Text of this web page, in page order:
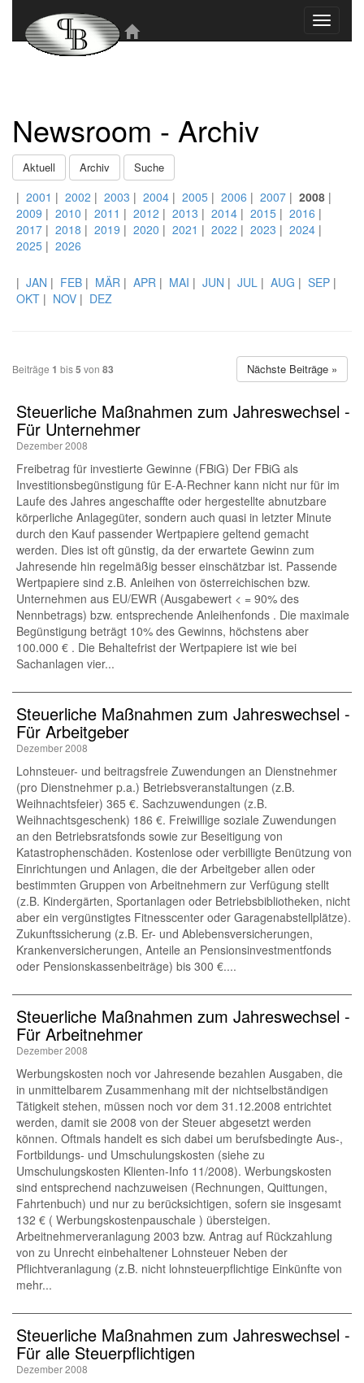
Toggle
Newsroom - Archiv
Aktuell Archiv Suche
| 2001 | 2002 | 2003 | 2004 | 2005 | 2006 | 2007 | 2008 |
2009 | 2010 | 2011 | 2012 | 2013 | 2014 | 2015 | 2016 |
2017 | 2018 | 2019 | 2020 | 2021 | 2022 | 2023 | 2024 |
2025 | 2026
| JAN | FEB | MÄR | APR | MAI | JUN | JUL | AUG | SEP |
OKT | NOV | DEZ
Beiträge 1 bis5 von 83 Nächste Beiträge »
Steuerliche Maßnahmen zum Jahreswechsel -
Für Unternehmer
Dezember 2008
Freibetrag für investierte Gewinne (FBiG) Der FBiG als
Investitionsbegünstigung für E-A-Rechner kann nicht nur für im
Laufe des Jahres angeschaffte oder hergestellte abnutzbare
körperliche Anlagegüter, sondern auch quasi in letzter Minute
durch den Kauf passender Wertpapiere geltend gemacht
werden. Dies ist oft günstig, da der erwartete Gewinn zum
Jahresende hin regelmäßig besser einschätzbar ist. Passende
Wertpapiere sind z.B. Anleihen von österreichischen bzw.
Unternehmen aus EU/EWR (Ausgabewert < = 90% des
Nennbetrags) bzw. entsprechende Anleihenfonds . Die maximale
Begünstigung beträgt 10% des Gewinns, höchstens aber
100.000 € . Die Behaltefrist der Wertpapiere ist wie bei
Sachanlagen vier...
Steuerliche Maßnahmen zum Jahreswechsel -
Für Arbeitgeber
Dezember 2008
Lohnsteuer- und beitragsfreie Zuwendungen an Dienstnehmer
(pro Dienstnehmer p.a.) Betriebsveranstaltungen (z.B.
Weihnachtsfeier) 365 €. Sachzuwendungen (z.B.
Weihnachtsgeschenk) 186 €. Freiwillige soziale Zuwendungen
an den Betriebsratsfonds sowie zur Beseitigung von
Katastrophenschäden. Kostenlose oder verbilligte Benützung von
Einrichtungen und Anlagen, die der Arbeitgeber allen oder
bestimmten Gruppen von Arbeitnehmern zur Verfügung stellt
(z.B. Kindergärten, Sportanlagen oder Betriebsbibliotheken, nicht
aber ein vergünstigtes Fitnesscenter oder Garagenabstellplätze).
Zukunftssicherung (z.B. Er- und Ablebensversicherungen,
Krankenversicherungen, Anteile an Pensionsinvestmentfonds
oder Pensionskassenbeiträge) bis 300 €....
Steuerliche Maßnahmen zum Jahreswechsel -
Für Arbeitnehmer
Dezember 2008
Werbungskosten noch vor Jahresende bezahlen Ausgaben, die
in unmittelbarem Zusammenhang mit der nichtselbständigen
Tätigkeit stehen, müssen noch vor dem 31.12.2008 entrichtet
werden, damit sie 2008 von der Steuer abgesetzt werden
können. Oftmals handelt es sich dabei um berufsbedingte Aus-,
Fortbildungs- und Umschulungskosten (siehe zu
Umschulungskosten Klienten-Info 11/2008). Werbungskosten
sind entsprechend nachzuweisen (Rechnungen, Quittungen,
Fahrtenbuch) und nur zu berücksichtigen, sofern sie insgesamt
132 € ( Werbungskostenpauschale ) übersteigen.
Arbeitnehmerveranlagung 2003 bzw. Antrag auf Rückzahlung
von zu Unrecht einbehaltener Lohnsteuer Neben der
Pflichtveranlagung (z.B. nicht lohnsteuerpflichtige Einkünfte von
mehr...
Steuerliche Maßnahmen zum Jahreswechsel -
Für alle Steuerpflichtigen
Dezember 2008